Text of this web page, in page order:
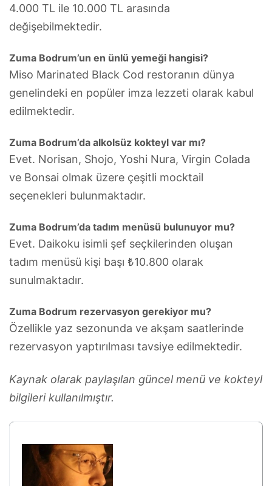
4.000 TL ile 10.000 TL arasında
değişebilmektedir.
Zuma Bodrum’un en ünlü yemeği hangisi?
Miso Marinated Black Cod restoranın dünya
genelindeki en popüler imza lezzeti olarak kabul
edilmektedir.
Zuma Bodrum’da alkolsüz kokteyl var mı?
Evet. Norisan, Shojo, Yoshi Nura, Virgin Colada
ve Bonsai olmak üzere çeşitli mocktail
seçenekleri bulunmaktadır.
Zuma Bodrum’da tadım menüsü bulunuyor mu?
Evet. Daikoku isimli şef seçkilerinden oluşan
tadım menüsü kişi başı ₺10.800 olarak
sunulmaktadır.
Zuma Bodrum rezervasyon gerekiyor mu?
Özellikle yaz sezonunda ve akşam saatlerinde
rezervasyon yaptırılması tavsiye edilmektedir.
Kaynak olarak paylaşılan güncel menü ve kokteyl
bilgileri kullanılmıştır.